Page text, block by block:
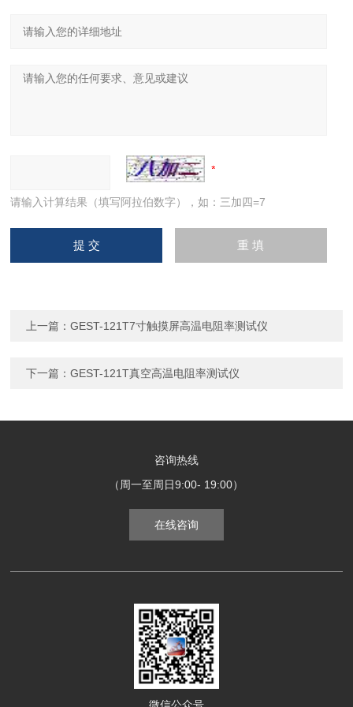
请输入计算结果（填写阿拉伯数字），如：三加四=7
上一篇：GEST-121T7寸触摸屏高温电阻率测试仪
下一篇：GEST-121T真空高温电阻率测试仪
咨询热线
（周一至周日9:00- 19:00）
在线咨询
微信公众号